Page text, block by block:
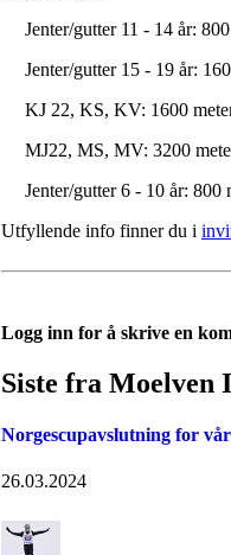
Jenter/gutter 11 - 14 år:
Jenter/gutter 15 - 19 år:
KJ 22, KS, KV: 1600
MJ22, MS, MV: 3200
Jenter/gutter 6 - 10 år: 800
Utfyllende info finner du i
Logg inn for å skrive en
Siste fra Moelven
Norgescupavslutning for
26.03.2024